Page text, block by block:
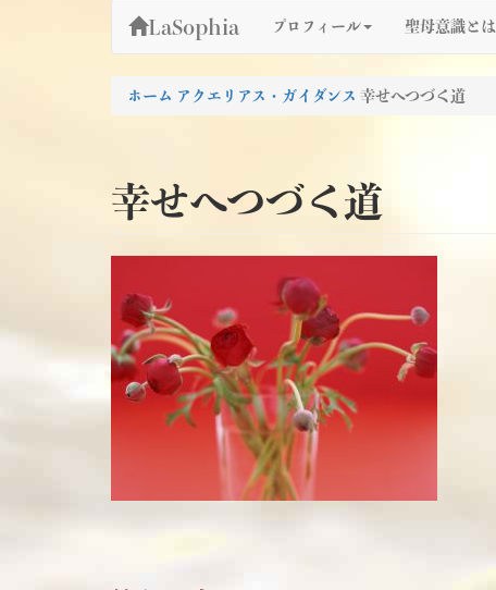
LaSophia プロフィール 聖母意識とは
ホーム アクエリアス・ガイダンス 幸せへつづく道
幸せへつづく道